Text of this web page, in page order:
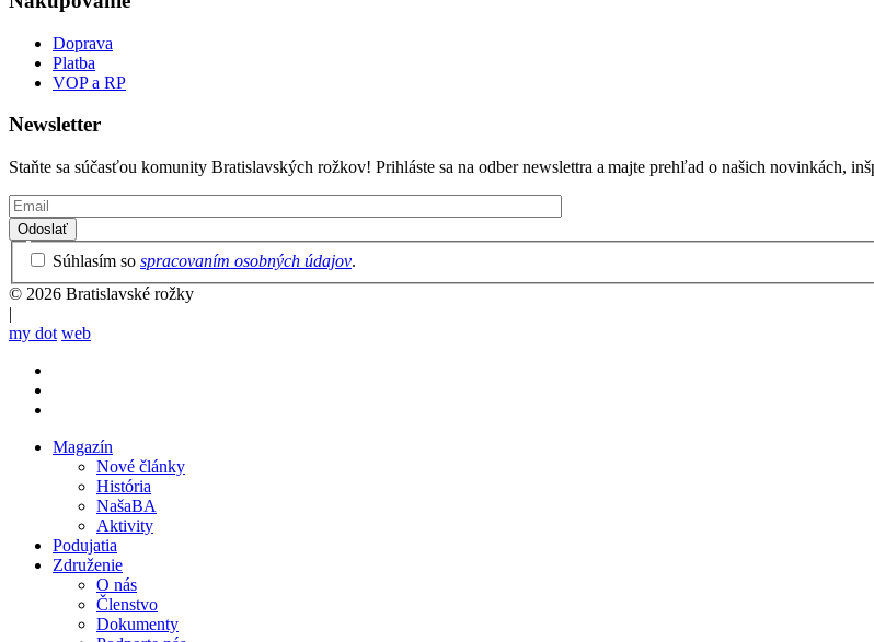
Doprava
Platba
VOP a RP
Newsletter
Staňte sa súčasťou komunity Bratislavských rožkov! Prihláste sa na odber newslettra a majte prehľad o našich novinkách,
Email
Privacy
Policy
Súhlasím so spracovaním osobných údajov.
© 2026 Bratislavské rožky
|
my dot web
Magazín
Nové články
História
NašaBA
Aktivity
Podujatia
Združenie
O nás
Členstvo
Dokumenty